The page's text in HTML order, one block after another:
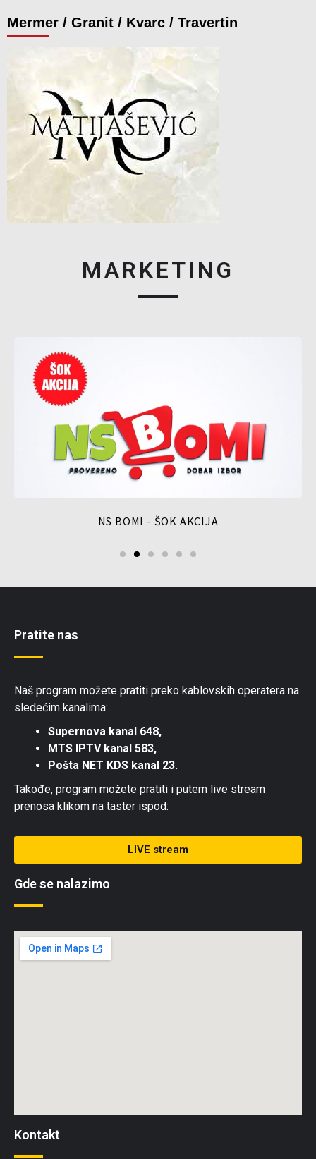
Mermer / Granit / Kvarc / Travertin
MARKETING
NS BOMI - ŠOK AKCIJA
Pratite nas
Naš program možete pratiti preko kablovskih operatera na
sledećim kanalima:
Supernova kanal 648,
MTS IPTV kanal 583,
Pošta NET KDS kanal 23.
Takođe, program možete pratiti i putem live stream
prenosa klikom na taster ispod:
LIVE stream
Gde se nalazimo
Kontakt